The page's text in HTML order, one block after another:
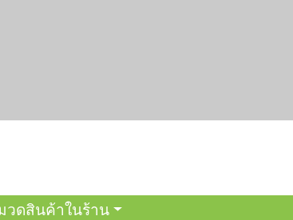
วดสินค้าในร้าน